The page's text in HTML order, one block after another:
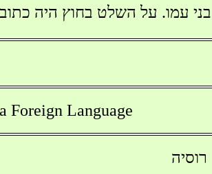
בני עמו. על השלט בחוץ היה
Foreign Language
רוסיה